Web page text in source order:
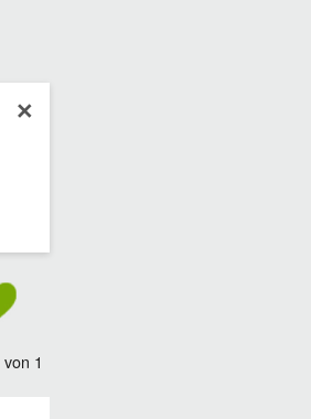
×
von 1